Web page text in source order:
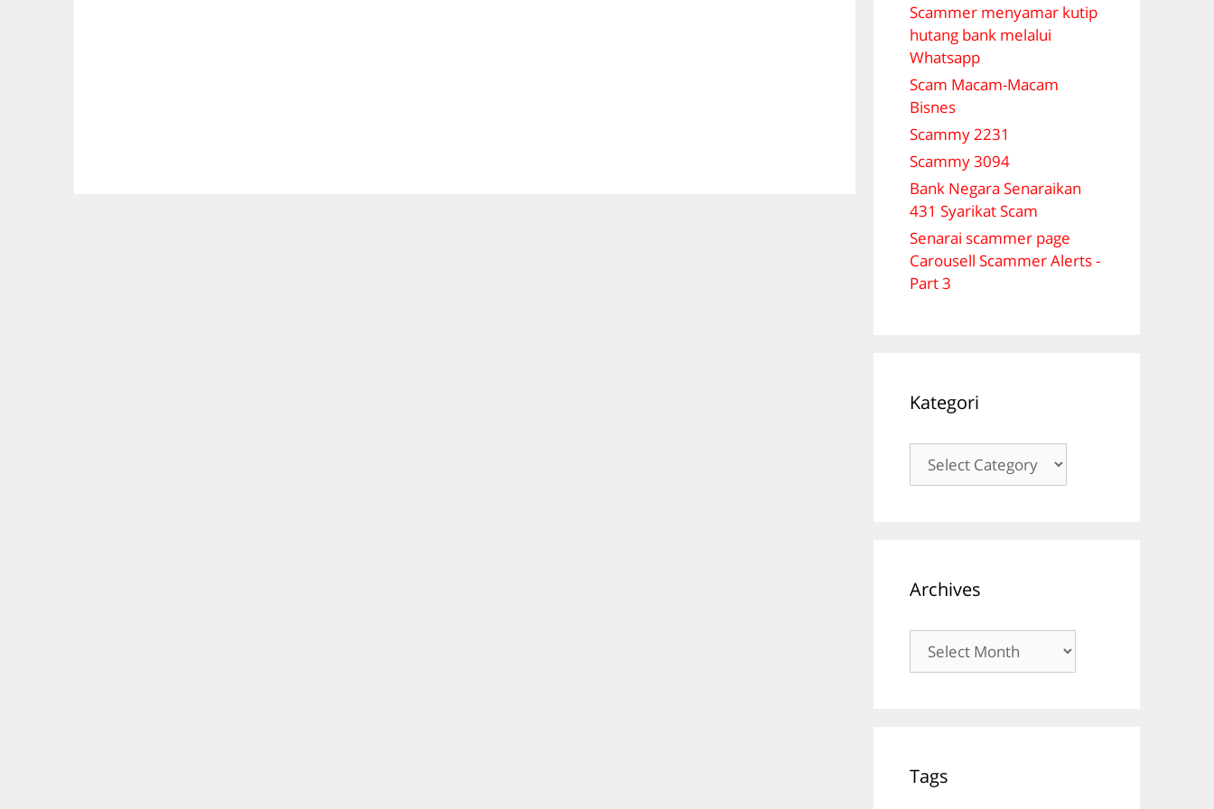
Scammer menyamar kutip
hutang bank melalui
Whatsapp
Scam Macam-Macam
Bisnes
Scammy 2231
Scammy 3094
Bank Negara Senaraikan
431 Syarikat Scam
Senarai scammer page
Carousell Scammer Alerts -
Part 3
Kategori
Kategori
Archives
Archives
Tags